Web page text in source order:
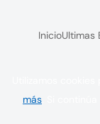
InicioUltimas
más . Si